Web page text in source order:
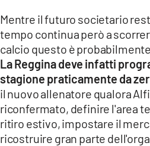
Mentre il futuro societario
tempo continua però a
calcio questo è
La Reggina deve infatti
stagione praticamente da
il nuovo allenatore qualora
riconfermato, definire l'area
ritiro estivo, impostare il
ricostruire gran parte